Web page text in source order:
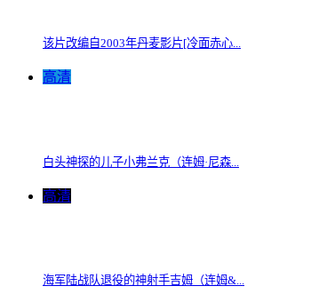
该片改编自2003年丹麦影片[冷面赤心...
高清
白头神探的儿子小弗兰克（连姆·尼森...
高清
海军陆战队退役的神射手吉姆（连姆&...